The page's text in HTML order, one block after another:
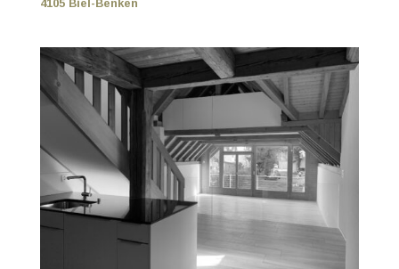
4105 Biel-Benken